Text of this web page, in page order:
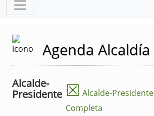
Agenda Alcaldía
Alcalde-
Presidente ☒ Alcalde-Presidente
Completa